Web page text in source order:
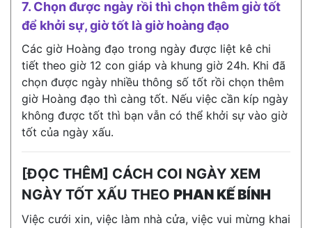
7. Chọn được ngày rồi thì chọn thêm giờ tốt
để khởi sự, giờ tốt là giờ hoàng đạo
Các giờ Hoàng đạo trong ngày được liệt kê chi
tiết theo giờ 12 con giáp và khung giờ 24h. Khi đã
chọn được ngày nhiều thông số tốt rồi chọn thêm
giờ Hoàng đạo thì càng tốt. Nếu việc cần kíp ngày
không được tốt thì bạn vẫn có thể khởi sự vào giờ
tốt của ngày xấu.
[ĐỌC THÊM] CÁCH COI NGÀY XEM
NGÀY TỐT XẤU THEO PHAN KẾ BÍNH
Việc cưới xin, việc làm nhà cửa, việc vui mừng khai